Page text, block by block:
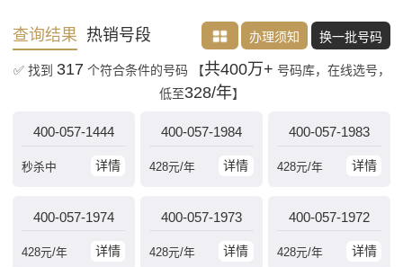
查询结果 热销号段 办理须知 换一批号码
✅ 找到 317 个符合条件的号码 【共400万+ 号码库，在线选号，
低至328/年】
400-057-1444
详情
秒杀中
400-057-1984
详情
428元/年
400-057-1983
详情
428元/年
400-057-1974
详情
428元/年
400-057-1973
详情
428元/年
400-057-1972
详情
428元/年